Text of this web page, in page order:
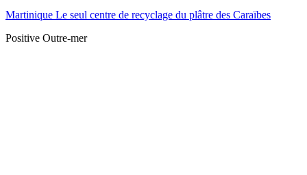
Martinique Le seul centre de recyclage du plâtre des Caraïbes
Positive Outre-mer